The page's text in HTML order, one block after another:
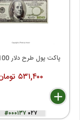
پاکت پول طرح دلار 100 عددی
۵۳۱,۴۰۰ تومان
delete
remove
add
#۰۰۰۱۳۷۰۲۷